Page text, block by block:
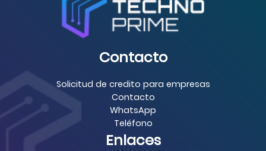
Contacto
Solicitud de credito para empresas
Contacto
WhatsApp
Teléfono
Enlaces